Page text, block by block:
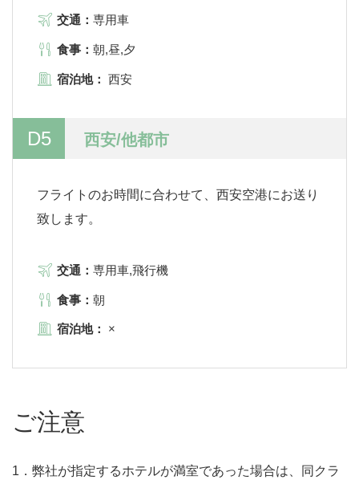
交通： 専用車
食事： 朝,昼,夕
宿泊地： 西安
D5 西安/他都市
フライトのお時間に合わせて、西安空港にお送り
致します。
交通： 専用車,飛行機
食事： 朝
宿泊地： ×
ご注意
1．弊社が指定するホテルが満室であった場合は、同クラ